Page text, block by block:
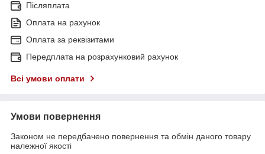
Післяплата
Оплата на рахунок
Оплата за реквізитами
Передплата на розрахунковий рахунок
Всі умови оплати
Умови повернення
Законом не передбачено повернення та обмін даного товару
належної якості